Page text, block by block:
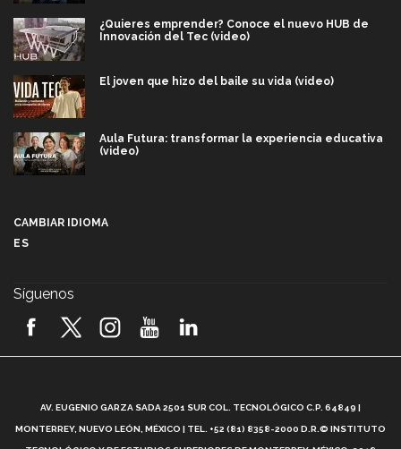
¿Quieres emprender? Conoce el nuevo HUB de
Innovación del Tec (video)
El joven que hizo del baile su vida (video)
Aula Futura: transformar la experiencia educativa
(video)
2026! (video)
¿Cómo es el Modelo Educativo Tec? (video)
CAMBIAR IDIOMA
ES
Síguenos
AV. EUGENIO GARZA SADA 2501 SUR COL. TECNOLÓGICO C.P. 64849 |
MONTERREY, NUEVO LEÓN, MÉXICO | TEL. +52 (81) 8358-2000 D.R.© INSTITUTO